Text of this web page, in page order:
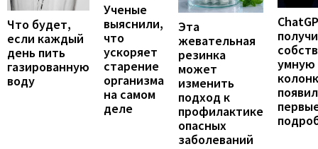
Что будет,
если каждый
день пить
газированную
воду
Ученые
выяснили,
что
ускоряет
старение
организма
на самом
деле
Эта
жевательная
резинка
может
изменить
подход к
профилактике
опасных
заболеваний
умную